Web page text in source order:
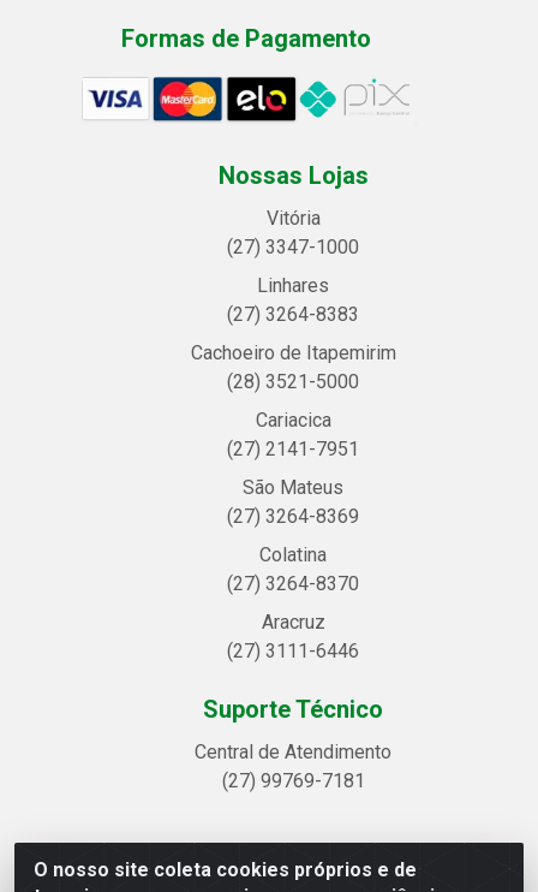
O nosso site coleta cookies próprios e de
Formas de Pagamento
Nossas Lojas
Vitória
(27) 3347-1000
Linhares
(27) 3264-8383
Cachoeiro de Itapemirim
(28) 3521-5000
Cariacica
(27) 2141-7951
São Mateus
(27) 3264-8369
Colatina
(27) 3264-8370
Aracruz
(27) 3111-6446
Suporte Técnico
Central de Atendimento
(27) 99769-7181
Linhavix Distribuidora LTDA - Avenida Alegre, 2521 -